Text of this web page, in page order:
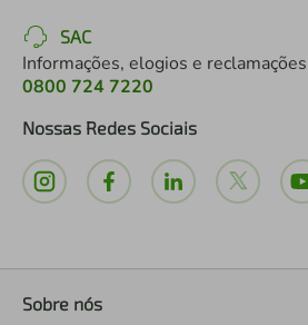
SAC
Informações, elogios e reclamações
0800 724 7220
Nossas Redes Sociais
Sobre nós